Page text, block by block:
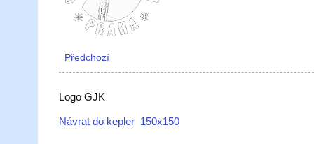
Předchozí
Logo GJK
Návrat do kepler_150x150